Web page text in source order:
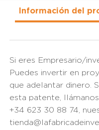
Información del
Si eres Empresario/
Puedes invertir en
que adelantar dinero.
esta patente,
+34 623 30 88 74,